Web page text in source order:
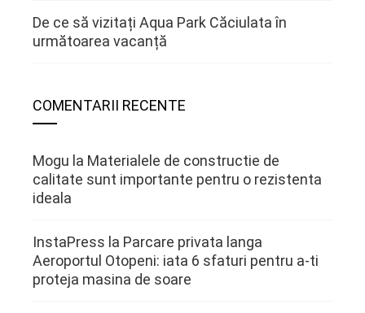
De ce să vizitați Aqua Park Căciulata în
următoarea vacanță
COMENTARII RECENTE
Mogu la Materialele de constructie de
calitate sunt importante pentru o rezistenta
ideala
InstaPress la Parcare privata langa
Aeroportul Otopeni: iata 6 sfaturi pentru a-ti
proteja masina de soare